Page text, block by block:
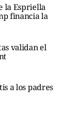
la Espriella
financia la
validan el
a los padres